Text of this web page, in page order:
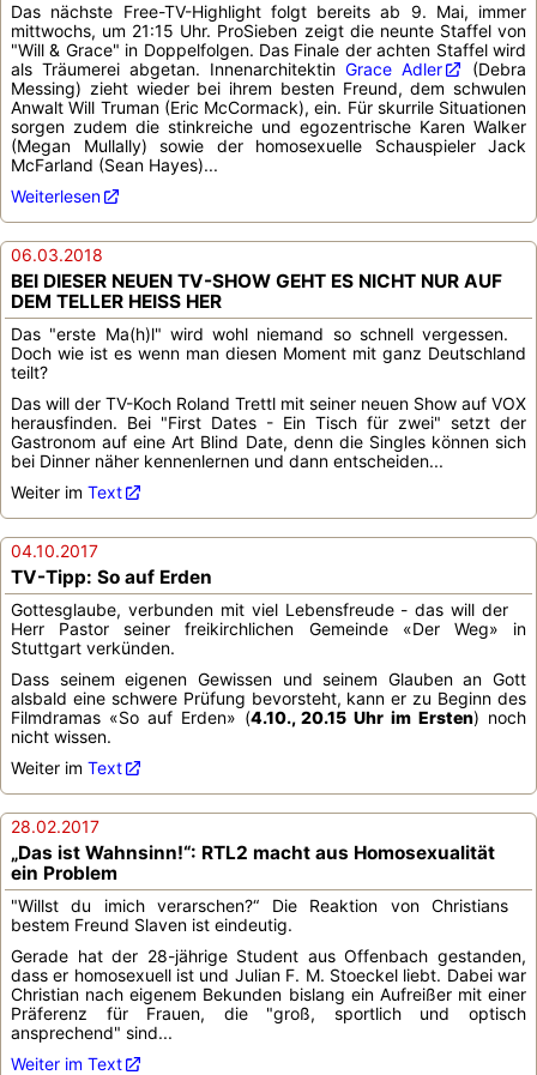
Das nächste Free-TV-Highlight folgt bereits ab 9. Mai, immer
mittwochs, um 21:15 Uhr. ProSieben zeigt die neunte Staffel von
"Will & Grace" in Doppelfolgen. Das Finale der achten Staffel wird
als Träumerei abgetan. Innenarchitektin Grace Adler
(Debra
Messing) zieht wieder bei ihrem besten Freund, dem schwulen
Anwalt Will Truman (Eric McCormack), ein. Für skurrile Situationen
sorgen zudem die stinkreiche und egozentrische Karen Walker
(Megan Mullally) sowie der homosexuelle Schauspieler Jack
McFarland (Sean Hayes)...
Weiterlesen
06.03.2018
BEI DIESER NEUEN TV-SHOW GEHT ES NICHT NUR AUF
DEM TELLER HEISS HER
Das "erste Ma(h)l" wird wohl niemand so schnell vergessen.
Doch wie ist es wenn man diesen Moment mit ganz Deutschland
teilt?
Das will der TV-Koch Roland Trettl mit seiner neuen Show auf VOX
herausfinden. Bei "First Dates - Ein Tisch für zwei" setzt der
Gastronom auf eine Art Blind Date, denn die Singles können sich
bei Dinner näher kennenlernen und dann entscheiden...
Weiter im Text
04.10.2017
TV-Tipp: So auf Erden
Gottesglaube, verbunden mit viel Lebensfreude - das will der
Herr Pastor seiner freikirchlichen Gemeinde «Der Weg» in
Stuttgart verkünden.
Dass seinem eigenen Gewissen und seinem Glauben an Gott
alsbald eine schwere Prüfung bevorsteht, kann er zu Beginn des
Filmdramas «So auf Erden» (4.10., 20.15 Uhr im Ersten) noch
nicht wissen.
Weiter im Text
28.02.2017
„Das ist Wahnsinn!“: RTL2 macht aus Homosexualität
ein Problem
"Willst du imich verarschen?“ Die Reaktion von Christians
bestem Freund Slaven ist eindeutig.
Gerade hat der 28-jährige Student aus Offenbach gestanden,
dass er homosexuell ist und Julian F. M. Stoeckel liebt. Dabei war
Christian nach eigenem Bekunden bislang ein Aufreißer mit einer
Präferenz für Frauen, die "groß, sportlich und optisch
ansprechend" sind...
Weiter im Text